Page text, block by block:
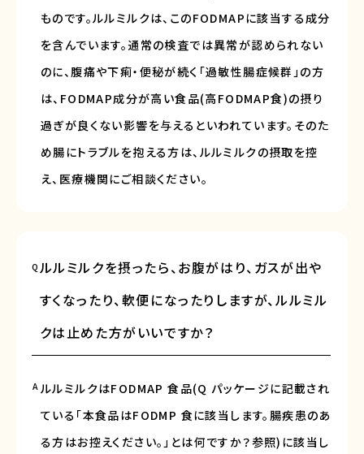
ものです。ルルミルクは、このFODMAPに該当する成分
を含んでいます。通常の検査では異常が認められない
のに、腹痛や下痢・便秘が続く「過敏性腸症候群」の方
は、FODMAP成分が高い食品(高FODMAP食)の摂り
過ぎが良くない影響を与えるといわれています。そのた
め腸にトラブルを抱える方は、ルルミルクの摂取を控
え、医療機関にご相談ください。
Q ルルミルクを摂ったら、お腹がはり、ガスが出や
すくなったり、軟便になったりしますが、ルルミル
クは止めた方がいいですか？
A ルルミルクはFODMAP 食品(Q パッケージに記載され
ている「本食品はFODMP 食に該当します。腸疾患のあ
る方はお控えください。」とは何ですか？参照)に該当し